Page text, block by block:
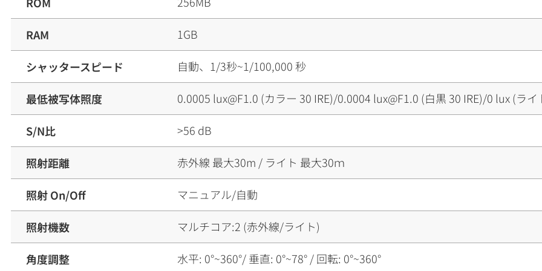
RAM 1GB
シャッタースピード 自動、1/3秒~1/100,000 秒
最低被写体照度 0.0005 lux@F1.0 (カラー 30 IRE)/0.0004 lux@F1.0 (白黒 30 IRE)/0 lux (ラ
S/N比 >56 dB
照射距離 赤外線 最大30m / ライト 最大30ｍ
照射 On/Off マニュアル/自動
照射機数 マルチコア:2 (赤外線/ライト)
角度調整 水平: 0°~360°/ 垂直: 0°~78° / 回転: 0°~360°